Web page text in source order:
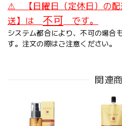
⚠ 【日曜日（定休日）の配
送】は 不可 です。
システム都合により、不可の場合
す。注文の際はご注意ください。
関連